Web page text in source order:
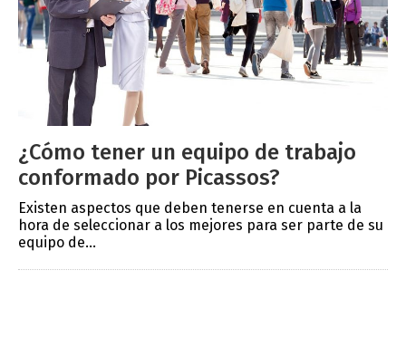
¿Cómo tener un equipo de trabajo
conformado por Picassos?
Existen aspectos que deben tenerse en cuenta a la
hora de seleccionar a los mejores para ser parte de su
equipo de...